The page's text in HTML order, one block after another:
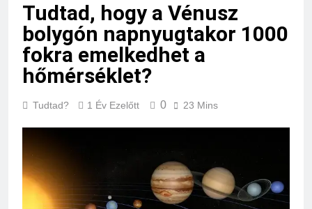
Mit jelent a magas
vérnyomás?
2 Nap Ezelőtt
Milyen fűtést érdemes
választani?
Mennyi a táppénz?
3 Nap Ezelőtt
Mit hány fokon kell
mosni?
Tudtad, hogy a Vénusz
bolygón napnyugtakor 1000
fokra emelkedhet a
hőmérséklet?
Tudtad? 1 Év Ezelőtt 0 23 Mins